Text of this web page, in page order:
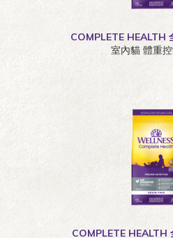
COMPLETE HEALTH
室內貓 體重
COMPLETE HEALTH